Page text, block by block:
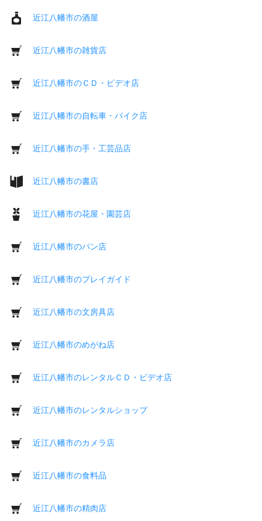
近江八幡市の酒屋
近江八幡市の雑貨店
近江八幡市のＣＤ・ビデオ店
近江八幡市の自転車・バイク店
近江八幡市の手・工芸品店
近江八幡市の書店
近江八幡市の花屋・園芸店
近江八幡市のパン店
近江八幡市のプレイガイド
近江八幡市の文房具店
近江八幡市のめがね店
近江八幡市のレンタルＣＤ・ビデオ店
近江八幡市のレンタルショップ
近江八幡市のカメラ店
近江八幡市の食料品
近江八幡市の精肉店